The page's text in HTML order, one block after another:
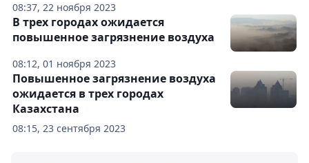
08:37, 22 ноября 2023
08:12, 01 ноября 2023
В трех городах ожидается
повышенное загрязнение воздуха
08:15, 23 сентября 2023
Повышенное загрязнение воздуха
ожидается в трех городах
Казахстана